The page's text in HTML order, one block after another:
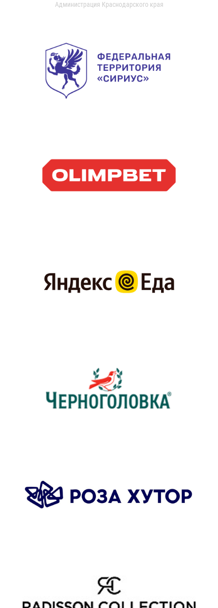
Администрация Краснодарского края